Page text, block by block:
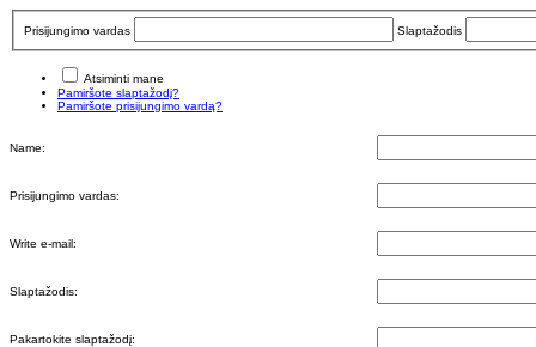
Prisijungimo vardas Slaptažodis
Atsiminti mane
Pamiršote slaptažodį?
Pamiršote prisijungimo vardą?
Name:
Prisijungimo vardas:
Write e-mail:
Slaptažodis:
Pakartokite slaptažodį: